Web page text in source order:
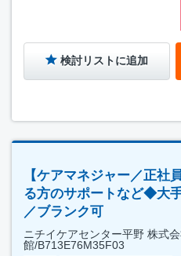
検討リストに追加
【ケアマネジャー／正社
る方のサポートなど◆大
／ブランク可
ニチイケアセンター平野 株式
館/B713E76M35F03